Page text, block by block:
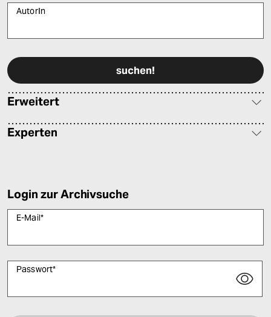
AutorIn
Erweitert
Experten
Login zur Archivsuche
E-Mail*
Passwort*